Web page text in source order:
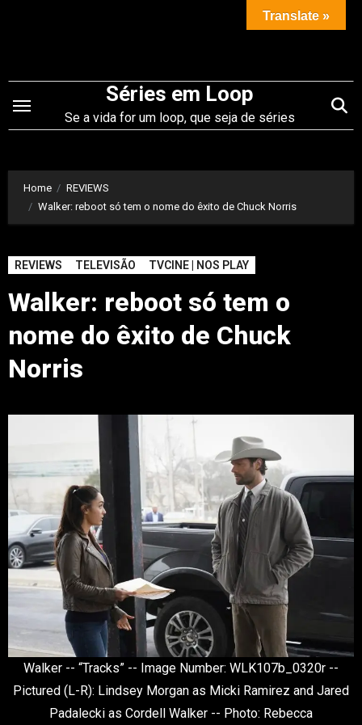
conteúdo
Séries em Loop
Se a vida for um loop, que seja de séries
Home
REVIEWS
Walker: reboot só tem o nome do êxito de Chuck Norris
REVIEWS TELEVISÃO TVCINE | NOS PLAY
Walker: reboot só tem o
nome do êxito de Chuck
Norris
Walker -- “Tracks” -- Image Number: WLK107b_0320r --
Pictured (L-R): Lindsey Morgan as Micki Ramirez and Jared
Padalecki as Cordell Walker -- Photo: Rebecca
Translate »